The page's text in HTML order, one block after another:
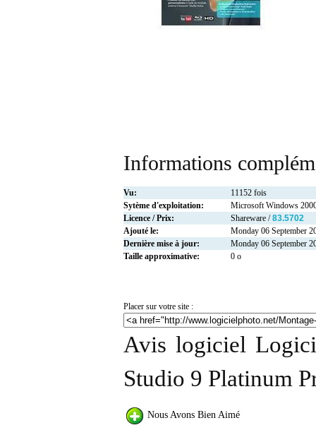
Informations
Vu:
11152 fois
Sytème d'exploitation:
Microsoft Windows
Licence / Prix:
Shareware /83.5702
Ajouté le:
Monday 06 September
Dernière mise à jour:
Monday 06 September
Taille approximative:
0 o
Placer sur votre site :
Avis logiciel
Studio 9 Platinum
Nous Avons Bien Aimé